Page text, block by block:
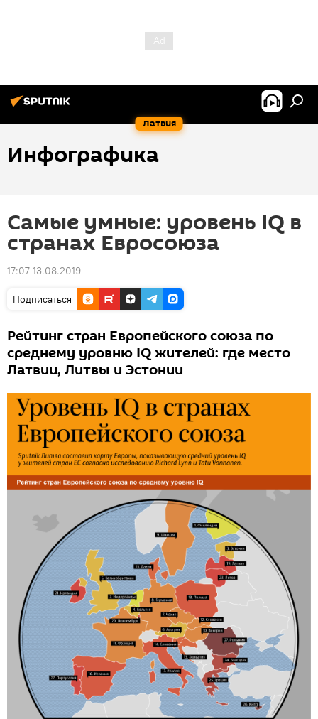
Латвия
Инфографика
Самые умные: уровень IQ в
странах Евросоюза
17:07 13.08.2019
Подписаться
Рейтинг стран Европейского союза по
среднему уровню IQ жителей: где место
Латвии, Литвы и Эстонии